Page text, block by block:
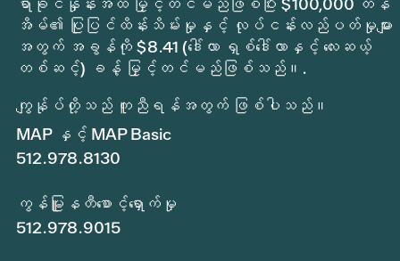
ရာခိုင်နှုန်းအထိ မြှင့်တင်မည်ဖြစ်ပြီး $100,000 တန်
အိမ်၏ ပြုပြင်ထိန်းသိမ်းမှုနှင့် လုပ်ငန်းလည်ပတ်မှုများ
အတွက် အခွန်ကို $8.41 (ဒေါ်လာ ရှစ်ဒေါ်လာနှင့် လေးဆယ့်
တစ်ဆင့်) ခန့် မြှင့်တင်မည်ဖြစ်သည်။.
ကျွန်ုပ်တို့သည် ကူညီရန်အတွက် ဖြစ်ပါသည်။
MAP နှင့် MAP Basic
512.978.8130
ကွန်မြူနတီစောင့်ရှောက်မှု
512.978.9015